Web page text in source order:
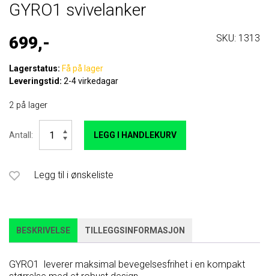
GYRO1 svivelanker
699,-
SKU: 1313
Lagerstatus: Få på lager
Leveringstid: 2-4 virkedagar
2 på lager
Antall:
GYRO1
svivelanker
LEGG I HANDLEKURV
Legg til i ønskeliste
BESKRIVELSE TILLEGGSINFORMASJON
GYRO1 leverer maksimal bevegelsesfrihet i en kompakt